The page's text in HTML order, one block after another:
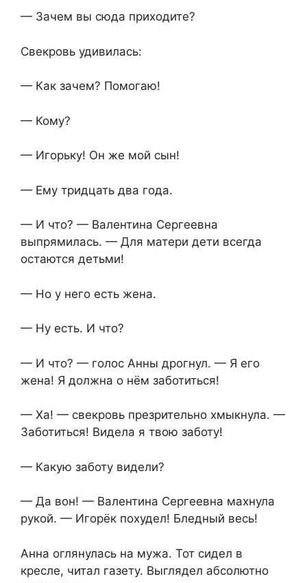
— Зачем вы сюда приходите?
Свекровь удивилась:
— Как зачем? Помогаю!
— Кому?
— Игорьку! Он же мой сын!
— Ему тридцать два года.
— И что? — Валентина Сергеевна
выпрямилась. — Для матери дети всегда
остаются детьми!
— Но у него есть жена.
— Ну есть. И что?
— И что? — голос Анны дрогнул. — Я его
жена! Я должна о нём заботиться!
— Ха! — свекровь презрительно хмыкнула. —
Заботиться! Видела я твою заботу!
— Какую заботу видели?
— Да вон! — Валентина Сергеевна махнула
рукой. — Игорёк похудел! Бледный весь!
Анна оглянулась на мужа. Тот сидел в
кресле, читал газету. Выглядел абсолютно